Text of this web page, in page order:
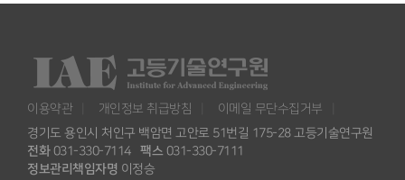
이용약관 개인정보 취급방침
이메일 무단수집거부
경기도 용인시 처인구 백암면 고안로 51번길 175-28 고등기술연구원
전화031-330-7114 팩스031-330-7111
정보관리책임자명 이정승